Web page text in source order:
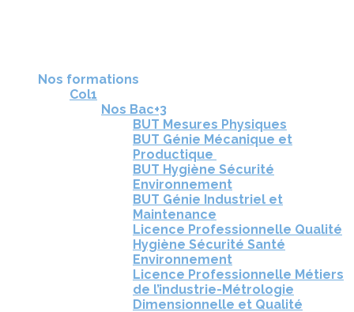
Nos formations
Col1
Nos Bac+3
BUT Mesures Physiques
BUT Génie Mécanique et
Productique
BUT Hygiène Sécurité
Environnement
BUT Génie Industriel et
Maintenance
Licence Professionnelle Qualité
Hygiène Sécurité Santé
Environnement
Licence Professionnelle Métiers
de l’industrie-Métrologie
Dimensionnelle et Qualité